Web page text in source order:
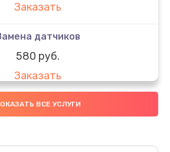
Заказать
датчиков
580 руб.
Заказать
чистка
Заказать
ВСЕ УСЛУГИ